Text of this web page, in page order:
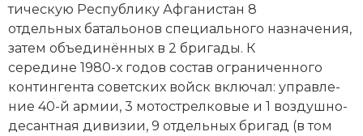
тическую Рес­пуб­ли­ку Аф­га­ни­стан 8
отдельных ба­таль­о­нов специального на­зна­че­ния,
за­тем объ­е­ди­нён­ных в 2 бри­га­ды. К
середине 1980-х годов со­став ограниченного
контингента советских войск вклю­чал: управ­ле­
ние 40-й ар­мии, 3 мо­то­стрел­ко­вые и 1 воз­душ­но-
де­сант­ная ди­ви­зии, 9 отдельных бри­гад (в том